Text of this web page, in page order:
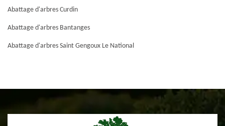
Abattage d'arbres Curdin
Abattage d'arbres Bantanges
Abattage d'arbres Saint Gengoux Le National